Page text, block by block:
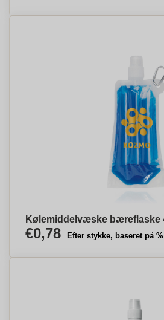
Kølemiddelvæske bæreflaske
€0,78 Efter stykke, baseret på